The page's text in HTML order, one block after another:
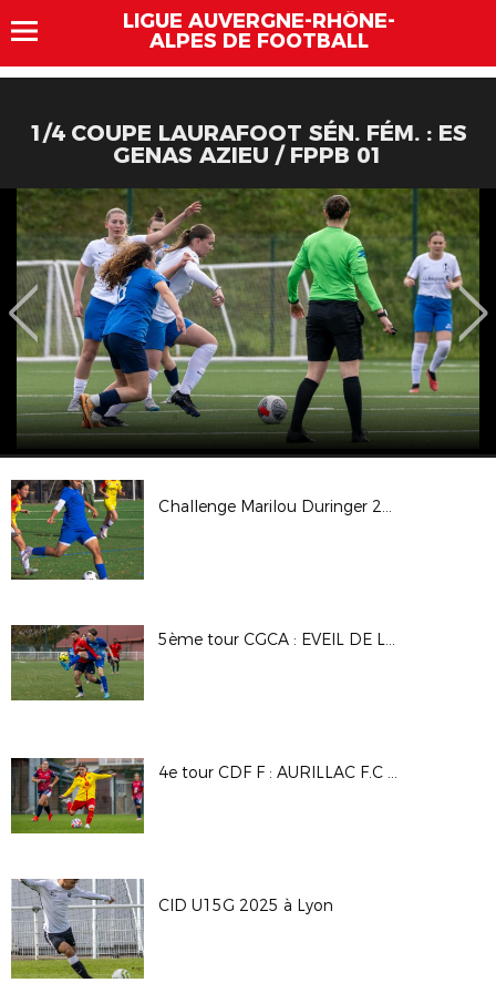
LIGUE AUVERGNE-RHÔNE-
ALPES DE FOOTBALL
1/4 COUPE LAURAFOOT SÉN. FÉM. : ES
GENAS AZIEU / FPPB 01
Challenge Marilou Duringer 25/26
5ème tour CGCA : EVEIL DE LYON - DAVEZIEUX VIDALON
4e tour CDF F : AURILLAC F.C - A.S SAINT PRIEST
CID U15G 2025 à Lyon